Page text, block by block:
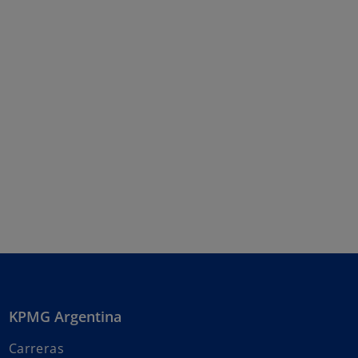
KPMG Argentina
Carreras